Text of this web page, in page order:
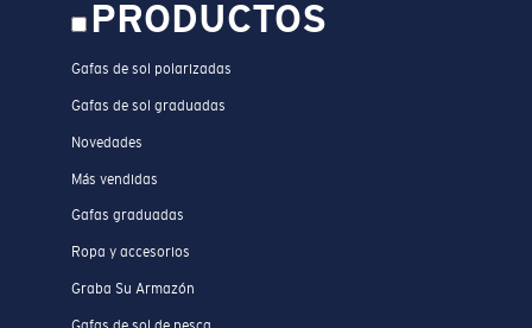
PRODUCTOS
Gafas de sol polarizadas
Gafas de sol graduadas
Novedades
Más vendidas
Gafas graduadas
Ropa y accesorios
Graba Su Armazón